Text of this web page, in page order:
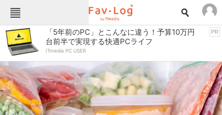
Fav-Logカテゴリー一覧
TOP アウトドア用品
インテリア・収納 おもちゃ・ホビー
カメラ キッチン家電
キッチン用品
「5年前のPC」とこんなに違う！予算10万円
台前半で実現する快適PCライフ
ITmedia PC USER
PR